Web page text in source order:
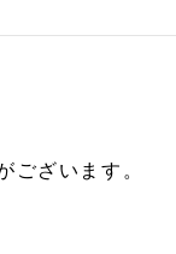
ございます。